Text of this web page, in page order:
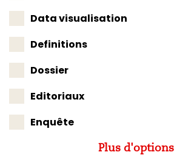
Data visualisation
Definitions
Dossier
Editoriaux
Enquête
Plus d'options